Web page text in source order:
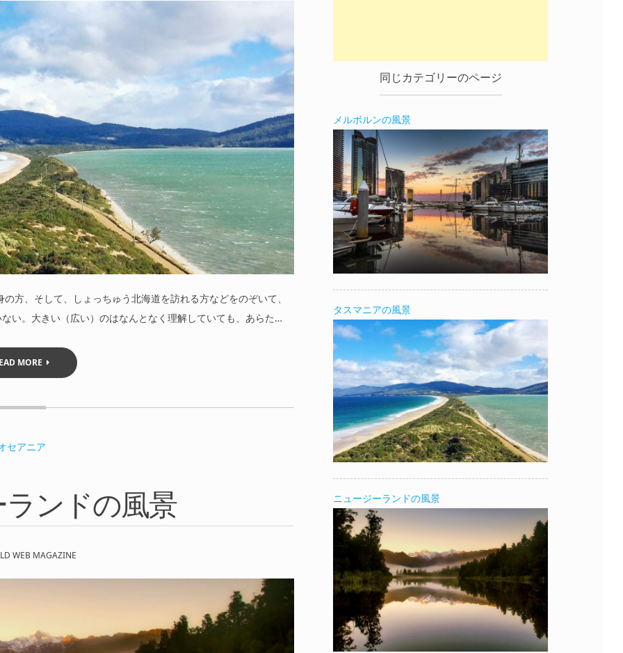
方、そして、しょっちゅう北海道を訪れる方などをのぞいて、
い。大きい（広い）のはなんとなく理解していても、あらた…
MORE
セアニア
ンドの風景
WEB MAGAZINE
同じカテゴリーのページ
メルボルンの風景
タスマニアの風景
ニュージーランドの風景